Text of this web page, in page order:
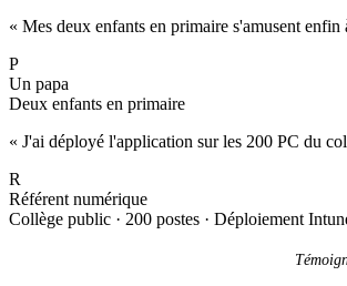
« Mes deux enfants en primaire s'amusent enfin
P
Un papa
Deux enfants en primaire
« J'ai déployé l'application sur les 200 PC du
R
Référent numérique
Collège public · 200 postes · Déploiement